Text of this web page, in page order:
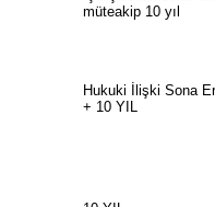
müteakip 10 yıl
Hukuki İlişki Sona
+ 10 YIL